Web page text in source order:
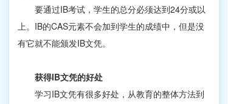
要通过IB考试，学生的总分必须达到24分或以
上。IB的CAS元素不会加到学生的成绩中，但是没
有它就不能颁发IB文凭。
获得IB文凭的好处
学习IB文凭有很多好处，从教育的整体方法到